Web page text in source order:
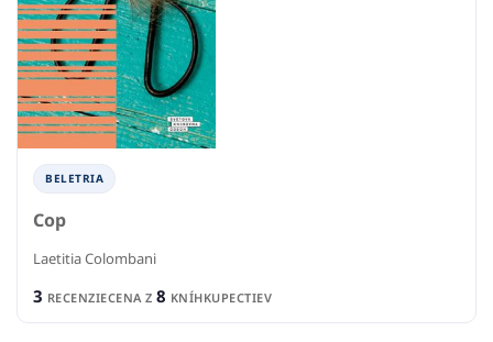
BELETRIA
Cop
Laetitia Colombani
3 RECENZIECENA Z 8 KNÍHKUPECTIEV